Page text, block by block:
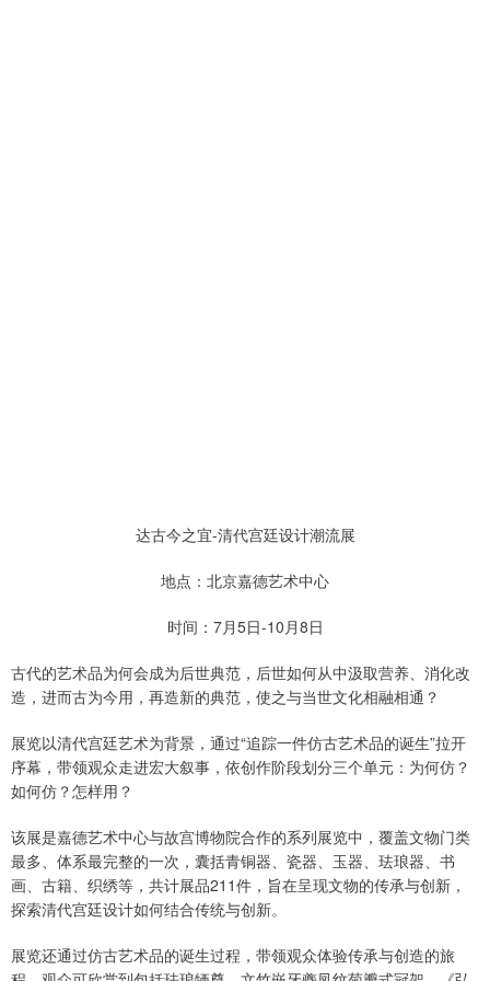
达古今之宜-清代宫廷设计潮流展
地点：北京嘉德艺术中心
时间：7月5日-10月8日
古代的艺术品为何会成为后世典范，后世如何从中汲取营养、消化改
造，进而古为今用，再造新的典范，使之与当世文化相融相通？
展览以清代宫廷艺术为背景，通过“追踪一件仿古艺术品的诞生”拉开
序幕，带领观众走进宏大叙事，依创作阶段划分三个单元：为何仿？
如何仿？怎样用？
该展是嘉德艺术中心与故宫博物院合作的系列展览中，覆盖文物门类
最多、体系最完整的一次，囊括青铜器、瓷器、玉器、珐琅器、书
画、古籍、织绣等，共计展品211件，旨在呈现文物的传承与创新，
探索清代宫廷设计如何结合传统与创新。
展览还通过仿古艺术品的诞生过程，带领观众体验传承与创造的旅